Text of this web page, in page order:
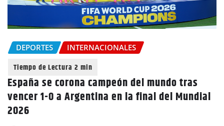
DEPORTES INTERNACIONALES
España se corona campeón del mundo tras
vencer 1-0 a Argentina en la final del Mundial
2026